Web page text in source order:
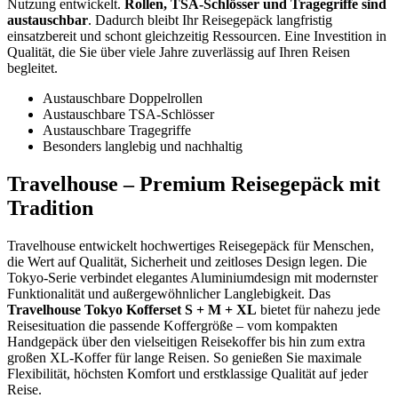
Nutzung entwickelt. Rollen, TSA-Schlösser und Tragegriffe sind
austauschbar. Dadurch bleibt Ihr Reisegepäck langfristig
einsatzbereit und schont gleichzeitig Ressourcen. Eine Investition in
Qualität, die Sie über viele Jahre zuverlässig auf Ihren Reisen
begleitet.
Austauschbare Doppelrollen
Austauschbare TSA-Schlösser
Austauschbare Tragegriffe
Besonders langlebig und nachhaltig
Travelhouse – Premium Reisegepäck mit
Tradition
Travelhouse entwickelt hochwertiges Reisegepäck für Menschen,
die Wert auf Qualität, Sicherheit und zeitloses Design legen. Die
Tokyo-Serie verbindet elegantes Aluminiumdesign mit modernster
Funktionalität und außergewöhnlicher Langlebigkeit. Das
Travelhouse Tokyo Kofferset S + M + XL bietet für nahezu jede
Reisesituation die passende Koffergröße – vom kompakten
Handgepäck über den vielseitigen Reisekoffer bis hin zum extra
großen XL-Koffer für lange Reisen. So genießen Sie maximale
Flexibilität, höchsten Komfort und erstklassige Qualität auf jeder
Reise.